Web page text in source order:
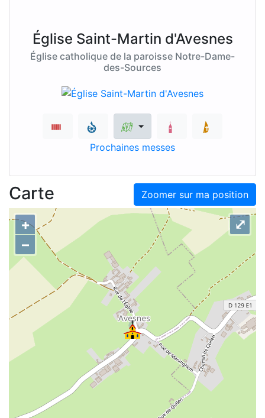
Église Saint-Martin d'Avesnes
Église catholique de la paroisse Notre-Dame-
des-Sources
Prochaines messes
Zoomer sur ma position
Carte
+
–
⤢